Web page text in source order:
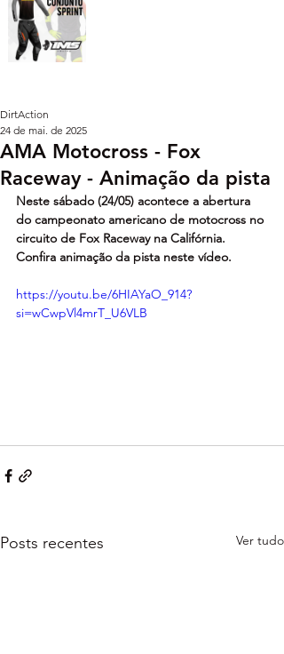
AMA Motocross - Fox
Raceway - Animação da pista
DirtAction
24 de mai. de 2025
Neste sábado (24/05) acontece a abertura
do campeonato americano de motocross no
circuito de Fox Raceway na Califórnia.
Confira animação da pista neste vídeo.
https://youtu.be/6HIAYaO_914?
si=wCwpVl4mrT_U6VLB
Posts recentes Ver tudo